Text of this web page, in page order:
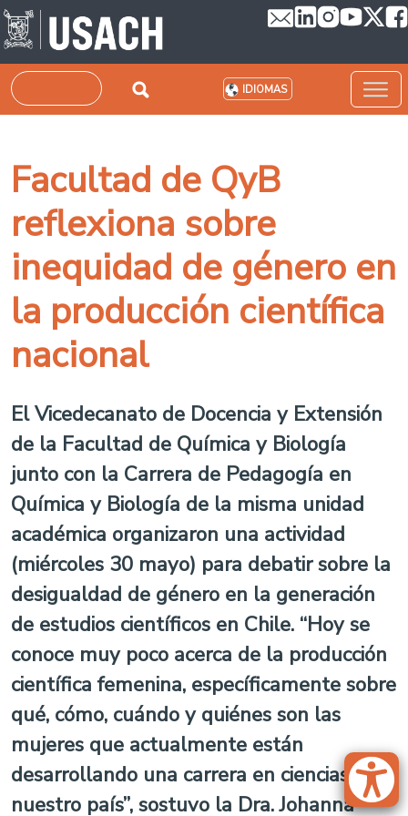
Pasar al contenido principal
Buscar IDIOMAS
Facultad de QyB
reflexiona sobre
inequidad de género en
la producción científica
nacional
El Vicedecanato de Docencia y Extensión
de la Facultad de Química y Biología
junto con la Carrera de Pedagogía en
Química y Biología de la misma unidad
académica organizaron una actividad
(miércoles 30 mayo) para debatir sobre la
desigualdad de género en la generación
de estudios científicos en Chile. “Hoy se
conoce muy poco acerca de la producción
científica femenina, específicamente sobre
qué, cómo, cuándo y quiénes son las
mujeres que actualmente están
desarrollando una carrera en ciencias en
nuestro país”, sostuvo la Dra. Johanna